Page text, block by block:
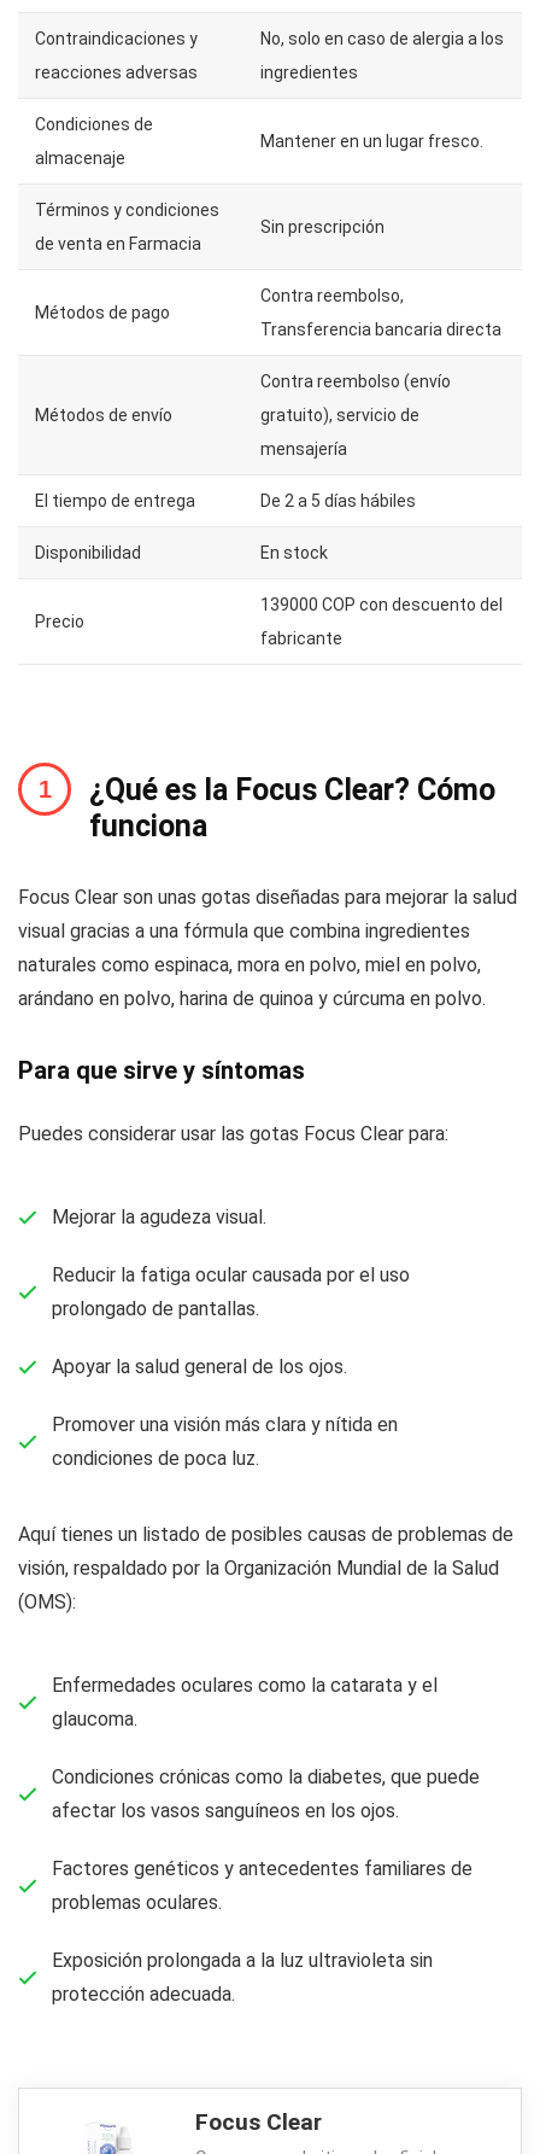
Contraindicaciones y
reacciones adversas
No, solo en caso de alergia a los
ingredientes
Condiciones de
almacenaje
Mantener en un lugar fresco.
Términos y condiciones
de venta en Farmacia
Sin prescripción
Métodos de pago
Contra reembolso,
Transferencia bancaria directa
Métodos de envío
Contra reembolso (envío
gratuito), servicio de
mensajería
El tiempo de entrega De 2 a 5 días hábiles
Disponibilidad En stock
Precio
139000 COP con descuento del
fabricante
¿Qué es la Focus Clear? Cómo
funciona
Focus Clear son unas gotas diseñadas para mejorar la salud
visual gracias a una fórmula que combina ingredientes
naturales como espinaca, mora en polvo, miel en polvo,
arándano en polvo, harina de quinoa y cúrcuma en polvo.
Para que sirve y síntomas
Puedes considerar usar las gotas Focus Clear para:
Mejorar la agudeza visual.
Reducir la fatiga ocular causada por el uso
prolongado de pantallas.
Apoyar la salud general de los ojos.
Promover una visión más clara y nítida en
condiciones de poca luz.
Aquí tienes un listado de posibles causas de problemas de
visión, respaldado por la Organización Mundial de la Salud
(OMS):
Enfermedades oculares como la catarata y el
glaucoma.
Condiciones crónicas como la diabetes, que puede
afectar los vasos sanguíneos en los ojos.
Factores genéticos y antecedentes familiares de
problemas oculares.
Exposición prolongada a la luz ultravioleta sin
protección adecuada.
Focus Clear